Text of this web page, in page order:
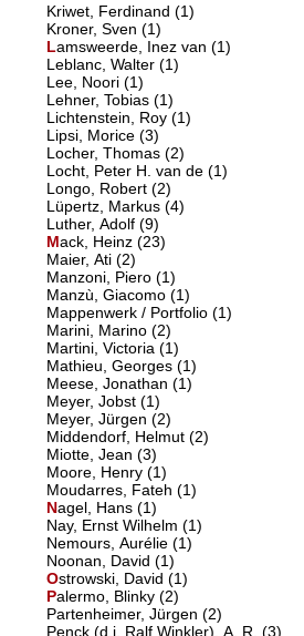
Kriwet, Ferdinand (1)
Kroner, Sven (1)
Lamsweerde, Inez van(1)
Leblanc, Walter (1)
Lee, Noori (1)
Lehner, Tobias (1)
Lichtenstein, Roy (1)
Lipsi, Morice (3)
Locher, Thomas (2)
Locht, Peter H. van de (1)
Longo, Robert (2)
Lüpertz, Markus (4)
Luther, Adolf (9)
Mack, Heinz(23)
Maier, Ati (2)
Manzoni, Piero (1)
Manzù, Giacomo (1)
Mappenwerk / Portfolio (1)
Marini, Marino (2)
Martini, Victoria (1)
Mathieu, Georges (1)
Meese, Jonathan (1)
Meyer, Jobst (1)
Meyer, Jürgen (2)
Middendorf, Helmut (2)
Miotte, Jean (3)
Moore, Henry (1)
Moudarres, Fateh (1)
Nagel, Hans(1)
Nay, Ernst Wilhelm (1)
Nemours, Aurélie (1)
Noonan, David (1)
Ostrowski, David(1)
Palermo, Blinky(2)
Partenheimer, Jürgen (2)
Penck (d.i. Ralf Winkler), A. R. (3)